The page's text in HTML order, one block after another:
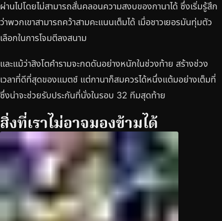
ผ่านไปโดยไม่สามารถสั่นคลอนความสงบของกานาได้ ซึ่งเริ่มรู้สึก
ว่าพวกเขาสามารถคว้าสามคะแนนเต็มได้ เมื่อชาวเยอรมันทุ่มตัว
เลือกในการโจมตีลงสนาม
และแม้ว่าสิงโตคำรามจะกดดันอย่างหนักในช่วงท้าย สร้างช่วง
เวลาที่ดีที่สุดของแมตช์ แต่กานาก็สมควรได้หนึ่งแต้มอย่างเต็มที่
ซึ่งน่าจะช่วยรับประกันที่นั่งในรอบ 32 ทีมสุดท้าย
สิ่งที่เราไม่อาจมองข้ามได้